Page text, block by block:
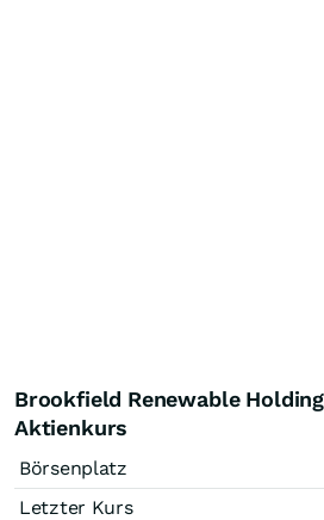
Brookfield Renewable
Aktienkurs
Börsenplatz
Letzter Kurs